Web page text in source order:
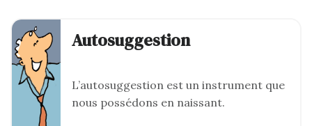
Autosuggestion
L’autosuggestion est un instrument que
nous possédons en naissant.